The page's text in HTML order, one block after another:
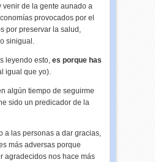
venir de la gente aunado a
provocados por el
por preservar la salud,
sinigual.
leyendo esto,es porque has
igual que yo).
algún tiempo de seguirme
sido un predicador de la
a las personas a dar gracias,
más adversas porque
agradecidos nos hace más